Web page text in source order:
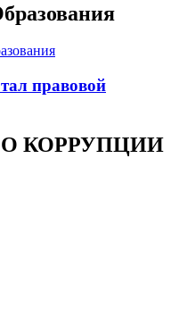
правовой
КОРРУПЦИИ